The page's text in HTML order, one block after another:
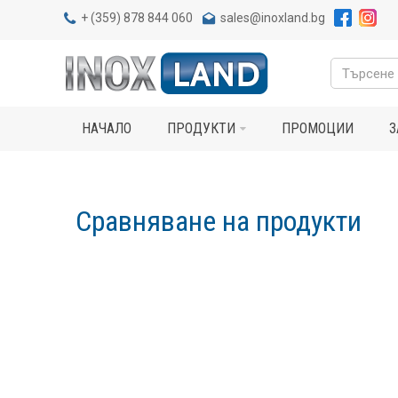
+(359) 878 844 060 sales@inoxland.bg
НАЧАЛО ПРОДУКТИ ПРОМОЦИИ
Сравняване на продукти